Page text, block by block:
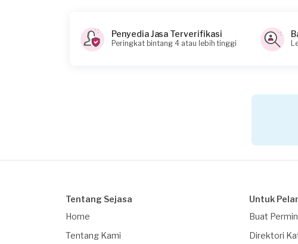
Berapa budget total untuk layanan ini?
Kurang dari Rp 1.000.000
Penyedia Jasa Terverifikasi
Peringkat bintang 4 atau lebih tinggi
Tentang Sejasa
Home
Tentang Kami
Untuk
Buat
Direktori